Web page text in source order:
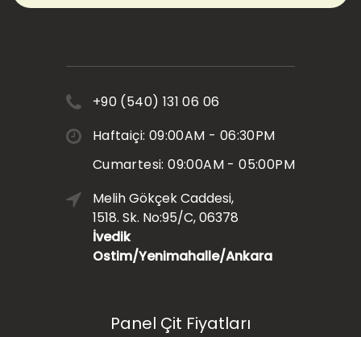
+90 (540) 131 06 06
Haftaiçi: 09:00AM - 06:30PM
Cumartesi: 09:00AM - 05:00PM
Melih Gökçek Caddesi,
1518. Sk. No:95/C, 06378
İvedik
Ostim/Yenimahalle/Ankara
Panel Çit Fiyatları